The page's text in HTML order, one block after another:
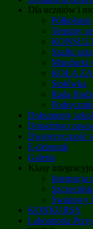
Dla uczniów i
Półkolonie
Terminy
Szafki
Mundurki
KOŁA
Stołówka
Rada
Dokumenty
Doradztwo
Dwujęzyczność
E-dziennik
Galeria
Klasy
Integracja
Światowy
KONKURSY
Laboratoria